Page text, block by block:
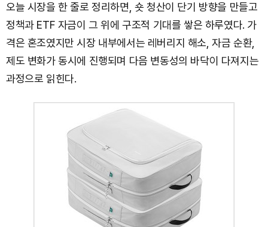
오늘 시장을 한 줄로 정리하면, 숏 청산이 단기 방향을 만들고
정책과 ETF 자금이 그 위에 구조적 기대를 쌓은 하루였다. 가
격은 혼조였지만 시장 내부에서는 레버리지 해소, 자금 순환,
제도 변화가 동시에 진행되며 다음 변동성의 바닥이 다져지는
과정으로 읽힌다.